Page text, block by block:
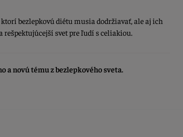
bezlepkovú diétu musia dodržiavať, ale aj ich
svet pre ľudí s celiakiou.
a novú tému z bezlepkového sveta.